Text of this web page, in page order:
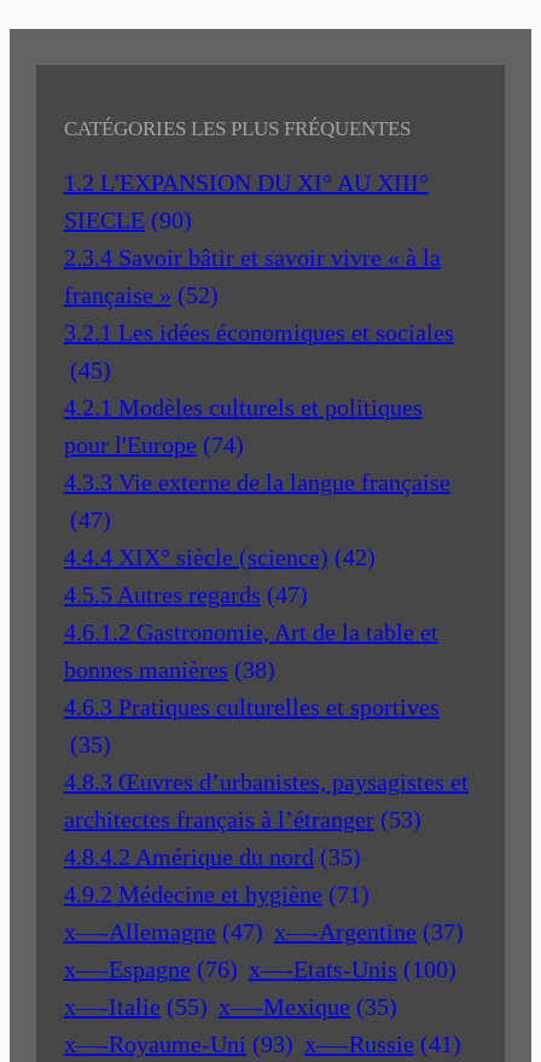
CATÉGORIES LES PLUS FRÉQUENTES
1.2 L'EXPANSION DU XI° AU XIII°
SIECLE (90)
2.3.4 Savoir bâtir et savoir vivre « à la
française » (52)
3.2.1 Les idées économiques et sociales
(45)
4.2.1 Modèles culturels et politiques
pour l'Europe (74)
4.3.3 Vie externe de la langue française
(47)
4.4.4 XIX° siècle (science) (42)
4.5.5 Autres regards (47)
4.6.1.2 Gastronomie, Art de la table et
bonnes manières (38)
4.6.3 Pratiques culturelles et sportives
(35)
4.8.3 Œuvres d’urbanistes, paysagistes et
architectes français à l’étranger (53)
4.8.4.2 Amérique du nord (35)
4.9.2 Médecine et hygiène (71)
x—-Allemagne (47) x—-Argentine (37)
x—-Espagne (76) x—-Etats-Unis (100)
x—-Italie (55) x—-Mexique (35)
x—-Royaume-Uni (93) x—-Russie (41)